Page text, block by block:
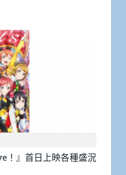
！』首日上映各種盛況